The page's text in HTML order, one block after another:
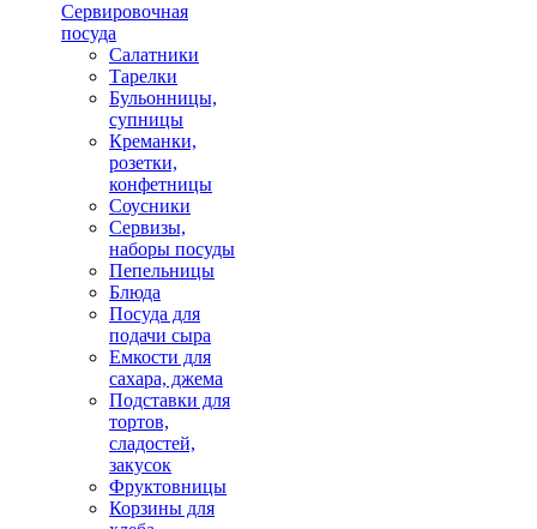
Сервировочная
посуда
Салатники
Тарелки
Бульонницы,
супницы
Креманки,
розетки,
конфетницы
Соусники
Сервизы,
наборы посуды
Пепельницы
Блюда
Посуда для
подачи сыра
Емкости для
сахара, джема
Подставки для
тортов,
сладостей,
закусок
Фруктовницы
Корзины для